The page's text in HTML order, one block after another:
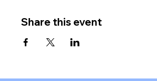
Share this event